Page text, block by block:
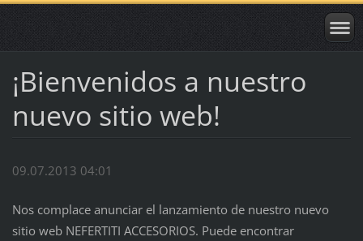
¡Bienvenidos a nuestro
nuevo sitio web!
09.07.2013 04:01
Nos complace anunciar el lanzamiento de nuestro nuevo
sitio web NEFERTITI ACCESORIOS. Puede encontrar